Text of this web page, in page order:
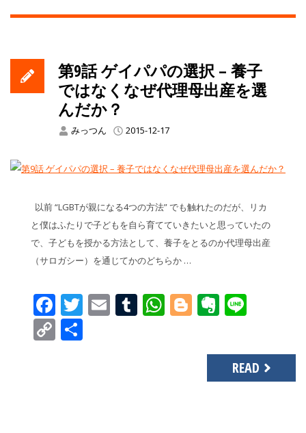
第9話 ゲイパパの選択 – 養子
ではなくなぜ代理母出産を選
んだか？
みっつん 2015-12-17
以前 “LGBTが親になる4つの方法” でも触れたのだが、リカ
と僕はふたりで子どもを自ら育てていきたいと思っていたの
で、子どもを授かる方法として、養子をとるのか代理母出産
（サロガシー）を通じてかのどちらか …
Facebook
Twitter
EmailTumblr
WhatsApp
Blogger
Copy
READ